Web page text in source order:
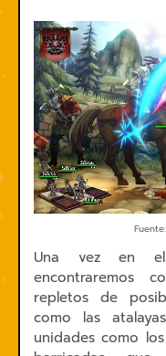
Una vez en
encontraremos
repletos de
como las
unidades como